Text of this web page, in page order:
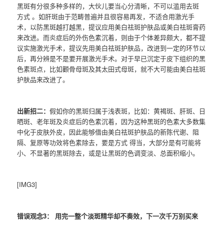
黑斑有分很多种多样的，大伙儿要当心分清晰，不可以滥用去斑
方式 。如肝斑由于范畴普遍并且很容易再发，不适合用激光手
术，以防黑斑越打越黑，提议应用美白祛斑护肤品或美白祛斑膏药
来改进。而炎症后的外伤色素沉着，则由于个体差异颇大，都不提
议实施激光手术，提议先用美白祛斑护肤品，改进到一定的环节以
后，再分辨是不是要开展激光手术。对于早已沉定于皮下组织的黑
色素斑点，比如颧骨母斑及其太田式母斑，就不大可能由美白祛斑
护肤品来改进了。
出新招二：假如你的黑斑归属于浅表斑，比如：黄褐斑、肝斑、日
晒斑、老年斑及炎症后的色素沉着，因为这种黑斑的色素大多数集
中化于皮肤外皮，因此能够借由美白祛斑护肤品的新陈代谢、阻
隔、复原等功效将色素除去，要是方式 得当，大部分是有可能将
小、不显著的黑斑除去，或是让黑斑的色调变淡、总面积缩小。
[IMG3]
错误观念3： 用完一整个淡斑精华却不奏效，下一次千万别买来